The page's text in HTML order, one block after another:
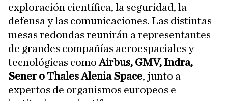
exploración científica, la seguridad, la
defensa y las comunicaciones. Las distintas
mesas redondas reunirán a representantes
de grandes compañías aeroespaciales y
tecnológicas comoAirbus, GMV, Indra,
Sener o Thales Alenia Space, junto a
expertos de organismos europeos e